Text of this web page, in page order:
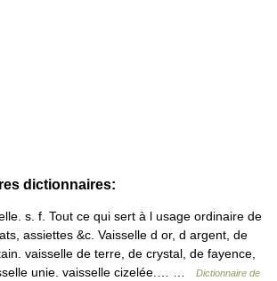
dictionnaires:
s. f. Tout ce qui sert à l usage ordinaire de
assiettes &c. Vaisselle d or, d argent, de
vaisselle de terre, de crystal, de fayence,
unie. vaisselle cizelée.… …
Dictionnaire de